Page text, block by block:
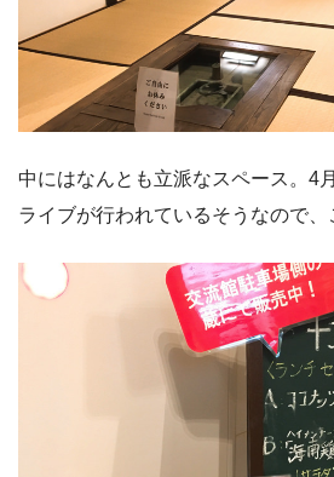
中にはなんとも立派なスペース。4
ライブが行われているそうなので、